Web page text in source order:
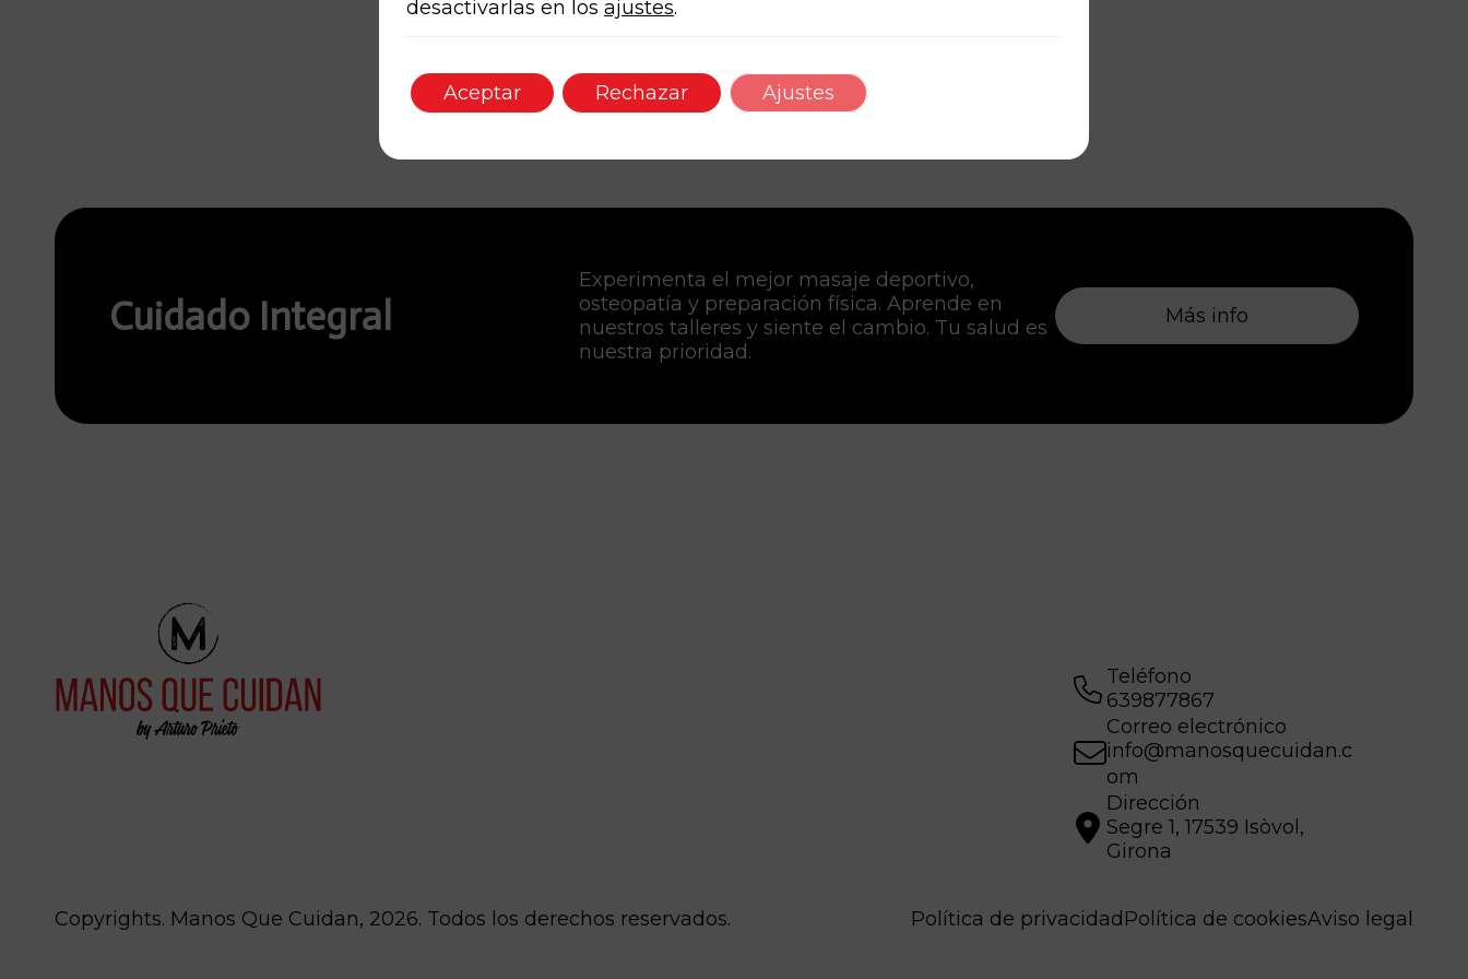
Cuidado Integral
Experimenta el mejor masaje deportivo,
osteopatía y preparación física. Aprende en
nuestros talleres y siente el cambio. Tu salud es
nuestra prioridad.
Más info
Teléfono
639877867
Correo electrónico
info@manosquecuidan.c
om
Dirección
Segre 1, 17539 Isòvol,
Girona
Copyrights. Manos Que Cuidan, 2026. Todos los derechos reservados. Política de privacidad Política de cookiesAviso legal
desactivarlas en los ajustes.
Aceptar Rechazar Ajustes